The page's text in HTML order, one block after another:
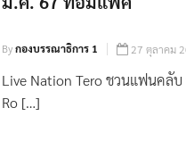
Byกองบรรณาธิการ 1 27 ตุลาคม
Live Nation Tero ชวนแฟนคลั
Ro […]